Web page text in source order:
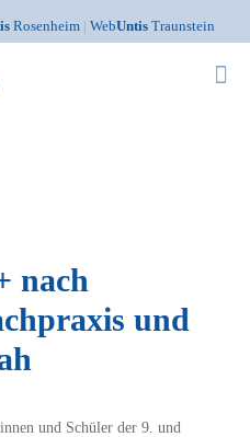
Rosenheim | WebUntis Traunstein
nach
und
und Schüler der 9. und